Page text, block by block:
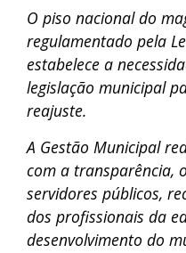
O piso nacional do
regulamentado pela
estabelece a
legislação municipal
reajuste.
A Gestão Municipal
com a transparência,
servidores públicos,
dos profissionais da
desenvolvimento do